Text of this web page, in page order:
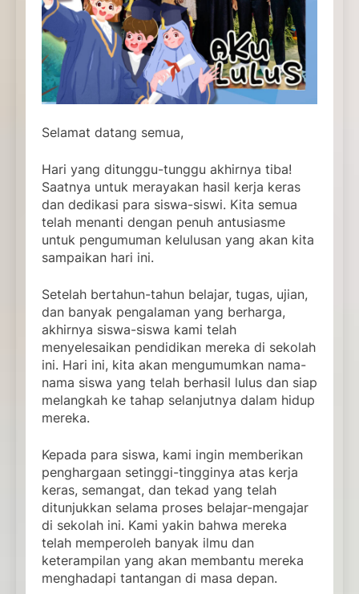
Selamat datang semua,
Hari yang ditunggu-tunggu akhirnya tiba!
Saatnya untuk merayakan hasil kerja keras
dan dedikasi para siswa-siswi. Kita semua
telah menanti dengan penuh antusiasme
untuk pengumuman kelulusan yang akan kita
sampaikan hari ini.
Setelah bertahun-tahun belajar, tugas, ujian,
dan banyak pengalaman yang berharga,
akhirnya siswa-siswa kami telah
menyelesaikan pendidikan mereka di sekolah
ini. Hari ini, kita akan mengumumkan nama-
nama siswa yang telah berhasil lulus dan siap
melangkah ke tahap selanjutnya dalam hidup
mereka.
Kepada para siswa, kami ingin memberikan
penghargaan setinggi-tingginya atas kerja
keras, semangat, dan tekad yang telah
ditunjukkan selama proses belajar-mengajar
di sekolah ini. Kami yakin bahwa mereka
telah memperoleh banyak ilmu dan
keterampilan yang akan membantu mereka
menghadapi tantangan di masa depan.